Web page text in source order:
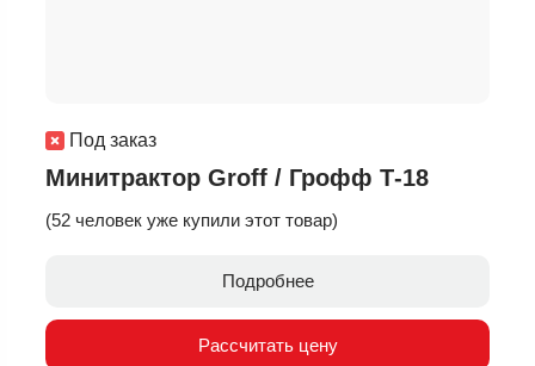
Под заказ
Минитрактор Groff / Грофф Т-18
(52 человек уже купили этот товар)
Подробнее
Рассчитать цену